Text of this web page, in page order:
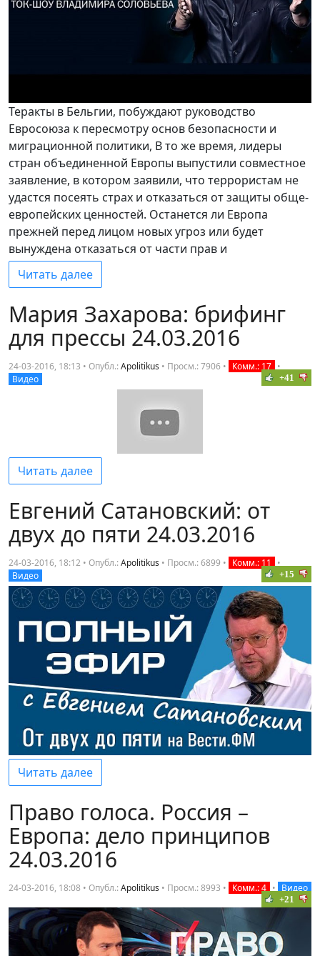
Теракты в Бельгии, побуждают руководство
Евросоюза к пересмотру основ безопасности и
миграционной политики, В то же время, лидеры
стран объединенной Европы выпустили совместное
заявление, в котором заявили, что террористам не
удастся посеять страх и отказаться от защиты обще-
европейских ценностей. Останется ли Европа
прежней перед лицом новых угроз или будет
вынуждена отказаться от части прав и
Читать далее
Мария Захарова: брифинг
для прессы 24.03.2016
24-03-2016, 18:13 • Опубл.:Apolitikus • Просм.: 7906 • Комм.: 17 •
Видео
+41
Читать далее
Евгений Сатановский: от
двух до пяти 24.03.2016
24-03-2016, 18:12 • Опубл.:Apolitikus • Просм.: 6899 • Комм.: 11
•
Видео
+15
Читать далее
Право голоса. Россия –
Европа: дело принципов
24.03.2016
24-03-2016, 18:08 • Опубл.:Apolitikus • Просм.: 8993 • Комм.: 4 • Видео
+21